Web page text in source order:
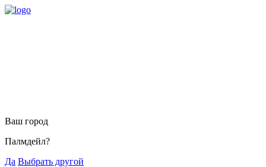
Ваш город
Палмдейл?
Да Выбрать другой